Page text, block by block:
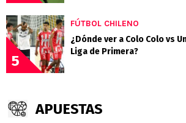
5
FÚTBOL CHILENO
¿Dónde ver a Colo Colo vs
Liga de Primera?
APUESTAS